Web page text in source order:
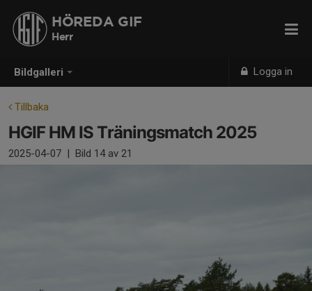
Bildgalleri Logga in
HÖREDA GIF
Herr
Tillbaka
HGIF HM IS Träningsmatch 2025
2025-04-07 | Bild 14av 21